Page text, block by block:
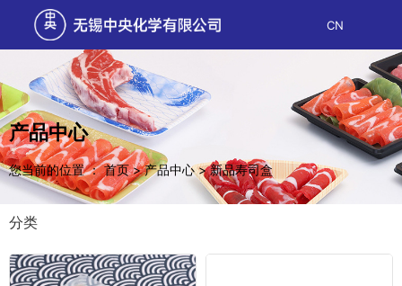
CN
产品中心
您当前的位置 ： 首页>产品中心 >新品寿司盒
分类